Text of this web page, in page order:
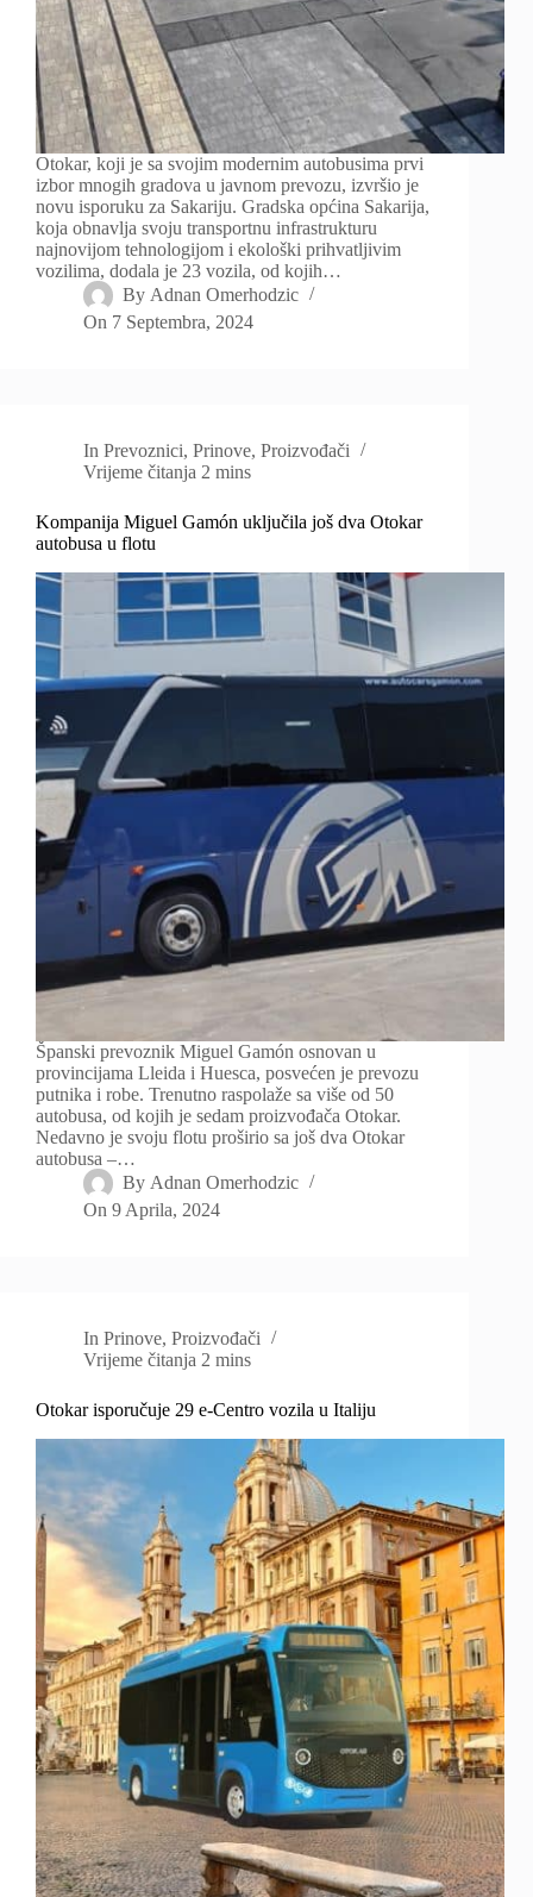
Otokar, koji je sa svojim modernim autobusima prvi
izbor mnogih gradova u javnom prevozu, izvršio je
novu isporuku za Sakariju. Gradska općina Sakarija,
koja obnavlja svoju transportnu infrastrukturu
najnovijom tehnologijom i ekološki prihvatljivim
vozilima, dodala je 23 vozila, od kojih…
By Adnan Omerhodzic
On 7 Septembra, 2024
In Prevoznici,Prinove,Proizvođači
Vrijeme čitanja 2 mins
Kompanija Miguel Gamón uključila još dva Otokar
autobusa u flotu
Španski prevoznik Miguel Gamón osnovan u
provincijama Lleida i Huesca, posvećen je prevozu
putnika i robe. Trenutno raspolaže sa više od 50
autobusa, od kojih je sedam proizvođača Otokar.
Nedavno je svoju flotu proširio sa još dva Otokar
autobusa –…
By Adnan Omerhodzic
On 9 Aprila, 2024
In Prinove,Proizvođači
Vrijeme čitanja 2 mins
Otokar isporučuje 29 e-Centro vozila u Italiju